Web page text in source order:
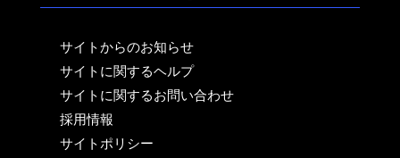
サイトからのお知らせ
サイトに関するヘルプ
サイトに関するお問い合わせ
採用情報
サイトポリシー